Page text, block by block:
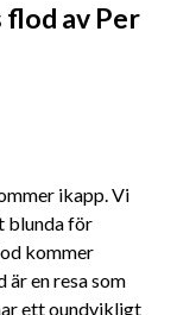
av Per
ikapp. Vi
blunda för
kommer
är en resa som
ett oundvikligt